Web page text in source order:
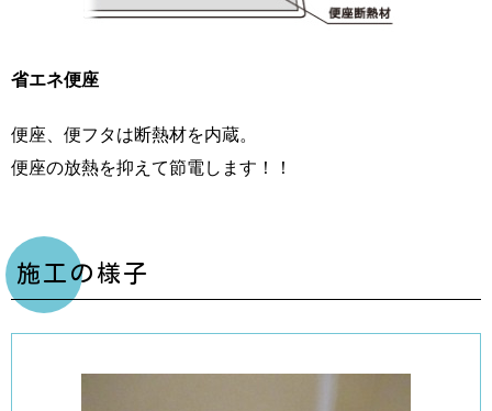
省エネ便座
便座、便フタは断熱材を内蔵。
便座の放熱を抑えて節電します！！
施工の様子